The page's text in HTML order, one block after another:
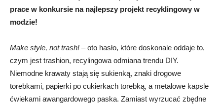
prace w konkursie na najlepszy projekt recyklingowy w
modzie!
Make style, not trash! – oto hasło, które doskonale oddaje to,
czym jest trashion, recylingowa odmiana trendu DIY.
Niemodne krawaty stają się sukienką, znaki drogowe
torebkami, papierki po cukierkach torebką, a metalowe kapsle
ćwiekami awangardowego paska. Zamiast wyrzucać zbędne